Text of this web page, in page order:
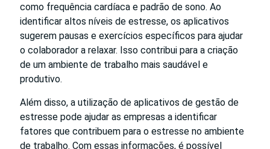
como frequência cardíaca e padrão de sono. Ao
identificar altos níveis de estresse, os aplicativos
sugerem pausas e exercícios específicos para ajudar
o colaborador a relaxar. Isso contribui para a criação
de um ambiente de trabalho mais saudável e
produtivo.
Além disso, a utilização de aplicativos de gestão de
estresse pode ajudar as empresas a identificar
fatores que contribuem para o estresse no ambiente
de trabalho. Com essas informações, é possível